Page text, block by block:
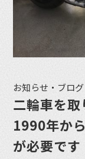
お知らせ・ブログ
二輪車を取
1990年か
が必要です